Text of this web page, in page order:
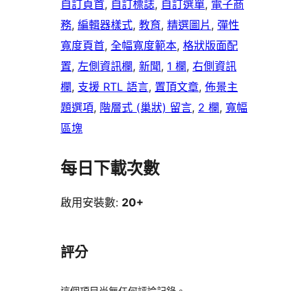
自訂頁首, 自訂標誌, 自訂選單, 電子商
務, 編輯器樣式, 教育, 精選圖片 , 彈性
寬度頁首, 全幅寬度範本, 格狀版面配
置, 左側資訊欄, 新聞, 1 欄, 右側資訊
欄, 支援 RTL 語言, 置頂文章, 佈景主
題選項, 階層式 (巢狀) 留言, 2 欄, 寬幅
區塊
每日下載次數
啟用安裝數: 20+
評分